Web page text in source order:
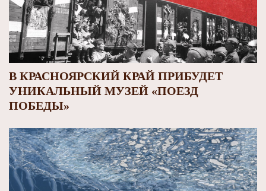
В КРАСНОЯРСКИЙ КРАЙ ПРИБУДЕТ
УНИКАЛЬНЫЙ МУЗЕЙ «ПОЕЗД
ПОБЕДЫ»